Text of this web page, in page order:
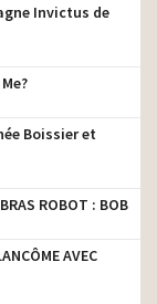
Invictus de
Boissier et
ROBOT : BOB
AVEC